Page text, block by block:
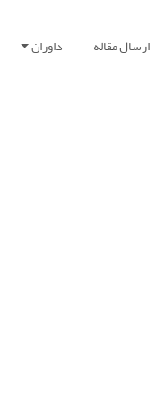
ارسال مقاله داوران